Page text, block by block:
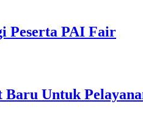
Peserta PAI Fair
Baru Untuk